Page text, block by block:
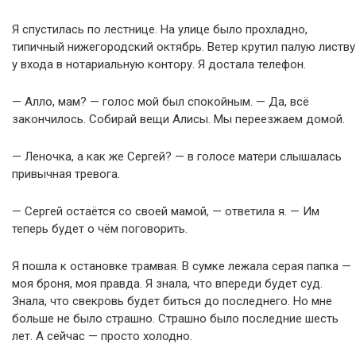
Я спустилась по лестнице. На улице было прохладно,
типичный нижегородский октябрь. Ветер крутил палую листву
у входа в нотариальную контору. Я достала телефон.
— Алло, мам? — голос мой был спокойным. — Да, всё
закончилось. Собирай вещи Алисы. Мы переезжаем домой.
— Леночка, а как же Сергей? — в голосе матери слышалась
привычная тревога.
— Сергей остаётся со своей мамой, — ответила я. — Им
теперь будет о чём поговорить.
Я пошла к остановке трамвая. В сумке лежала серая папка —
моя броня, моя правда. Я знала, что впереди будет суд.
Знала, что свекровь будет биться до последнего. Но мне
больше не было страшно. Страшно было последние шесть
лет. А сейчас — просто холодно.